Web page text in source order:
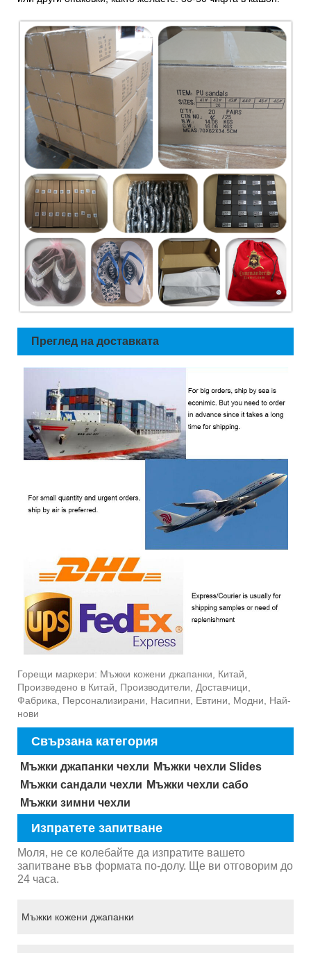
Преглед на доставката
Горещи маркери: Мъжки кожени джапанки, Китай,
Произведено в Китай, Производители, Доставчици,
Фабрика, Персонализирани, Насипни, Евтини, Модни, Най-
нови
Свързана категория
Мъжки джапанки чехли Мъжки чехли Slides
Мъжки сандали чехли Мъжки чехли сабо
Мъжки зимни чехли
Изпратете запитване
Моля, не се колебайте да изпратите вашето
запитване във формата по-долу. Ще ви отговорим до
24 часа.